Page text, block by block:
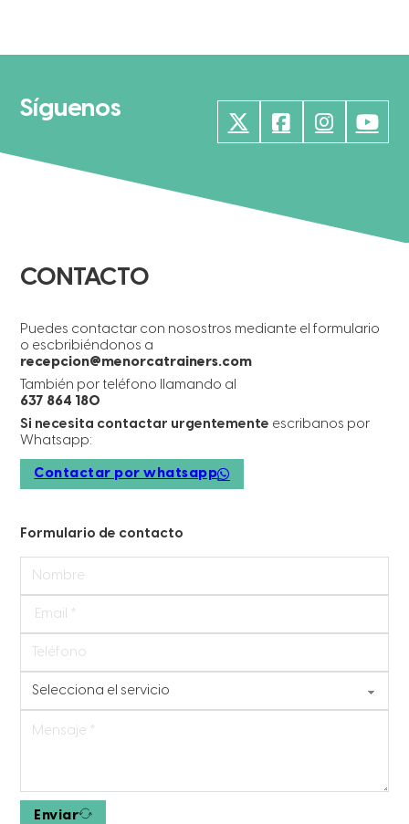
Síguenos
CONTACTO
Puedes contactar con nosostros mediante el formulario
o escbribiéndonos a
recepcion@menorcatrainers.com
También por teléfono llamando al
637 864 180
Si necesita contactar urgentemente escribanos por
Whatsapp:
Contactar por whatsapp
Formulario de contacto
Enviar